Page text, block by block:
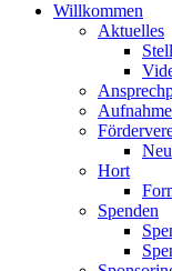
Willkommen
Aktuelles
Hort
Spenden